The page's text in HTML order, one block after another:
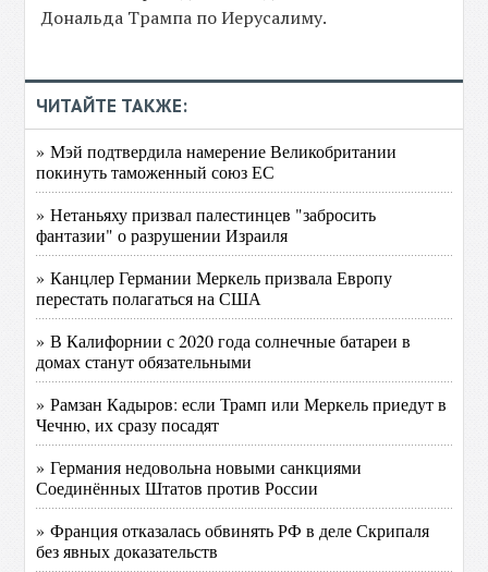
Дональда Трампа по Иерусалиму.
ЧИТАЙТЕ ТАКЖЕ:
» Мэй подтвердила намерение Великобритании
покинуть таможенный союз ЕС
» Нетаньяху призвал палестинцев "забросить
фантазии" о разрушении Израиля
» Канцлер Германии Меркель призвала Европу
перестать полагаться на США
» В Калифорнии с 2020 года солнечные батареи в
домах станут обязательными
» Рамзан Кадыров: если Трамп или Меркель приедут в
Чечню, их сразу посадят
» Германия недовольна новыми санкциями
Соединённых Штатов против России
» Франция отказалась обвинять РФ в деле Скрипаля
без явных доказательств